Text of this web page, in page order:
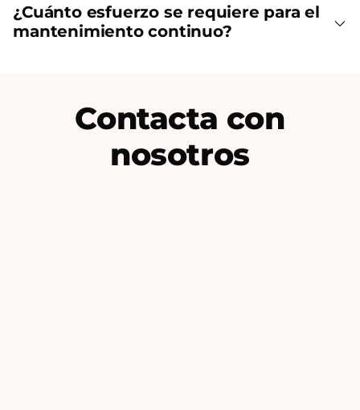
¿Cuánto esfuerzo se requiere para el
mantenimiento continuo?
Contacta con
nosotros